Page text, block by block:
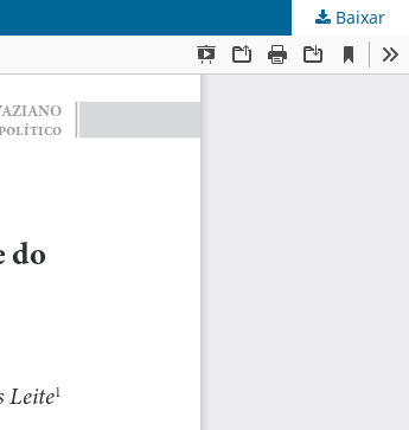
Baixar